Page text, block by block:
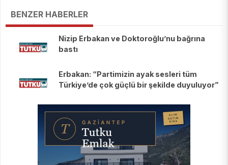
BENZER HABERLER
Nizip Erbakan ve Doktoroğlu’nu bağrına
bastı
Erbakan: “Partimizin ayak sesleri tüm
Türkiye’de çok güçlü bir şekilde duyuluyor”